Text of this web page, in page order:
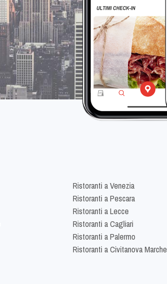
Ristoranti a Venezia
Ristoranti a Pescara
Ristoranti a Lecce
Ristoranti a Cagliari
Ristoranti a Palermo
Ristoranti a Civitanova Marche